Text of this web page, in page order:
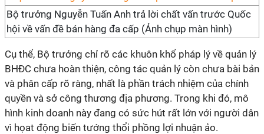
Bộ trưởng Nguyễn Tuấn Anh trả lời chất vấn trước Quốc
hội về vấn đề bán hàng đa cấp (Ảnh chụp màn hình)
Cụ thể, Bộ trưởng chỉ rõ các khuôn khổ pháp lý về quản lý
BHĐC chưa hoàn thiện, công tác quản lý còn chưa bài bản
và phân cấp rõ ràng, nhất là phần trách nhiệm của chính
quyền và sở công thương địa phương. Trong khi đó, mô
hình kinh doanh này đang có sức hút rất lớn với người dân
vì họat động biến tướng thổi phồng lợi nhuận ảo.